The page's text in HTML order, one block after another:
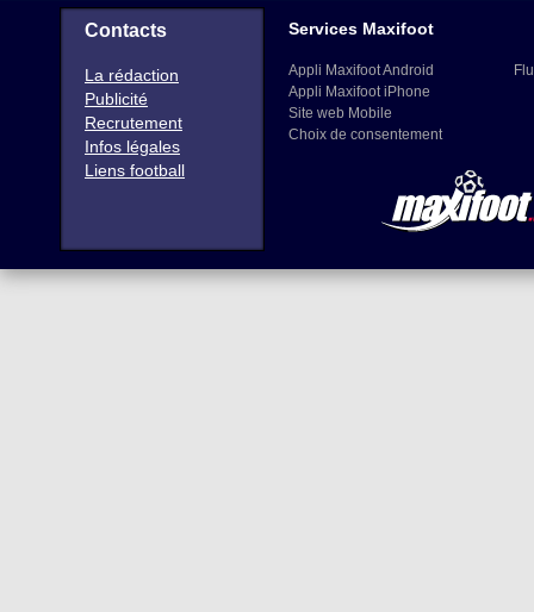
Contacts
La rédaction
Publicité
Recrutement
Infos légales
Liens football
Services Maxifoot
Appli Maxifoot Android
Appli Maxifoot iPhone
Site web Mobile
Choix de consentement